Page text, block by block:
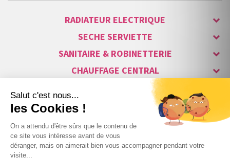
RADIATEUR ELECTRIQUE
SECHE SERVIETTE
SANITAIRE & ROBINETTERIE
CHAUFFAGE CENTRAL
ALARME & SÉCURITÉ
MAISON CONNECTÉE
VISIOPHONE & INTERPHONE
LUMINAIRES & ECLAIRAGE